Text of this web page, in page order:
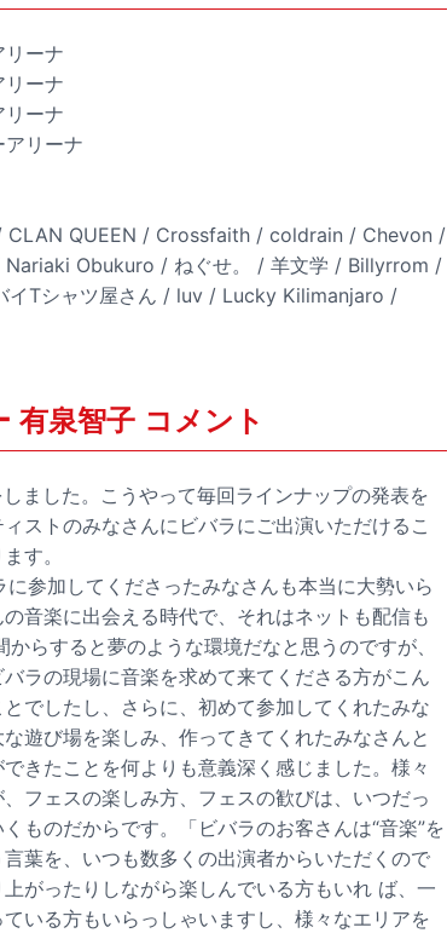
ーナ
ーナ
ーナ
リーナ
CLAN QUEEN / Crossfaith / coldrain / Chevon /
Obukuro / ねぐせ。 / 羊文学 / Billyrrom /
Tシャツ屋さん / luv / Lucky Kilimanjaro /
有泉智子 コメント
ました。こうやって毎回ラインナップの発表を
ストのみなさんにビバラにご出演いただけるこ
す。
参加してくださったみなさんも本当に大勢いら
音楽に出会える時代で、それはネットも配信も
らすると夢のような環境だなと思うのですが、
ラの現場に音楽を求めて来てくださる方がこん
でしたし、さらに、初めて参加してくれたみな
遊び場を楽しみ、作ってきてくれたみなさんと
きたことを何よりも意義深く感じました。様々
フェスの楽しみ方、フェスの歓びは、いつだっ
ものだからです。「ビバラのお客さんは“音楽”を
葉を、いつも数多くの出演者からいただくので
がったりしながら楽しんでいる方もいれ ば、一
いる方もいらっしゃいますし、様々なエリアを